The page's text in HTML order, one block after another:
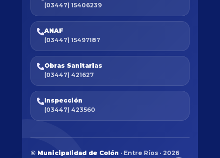
(03447) 15406239
ANAF
(03447) 15497187
Obras Sanitarias
(03447) 421627
Inspección
(03447) 423560
© Municipalidad de Colón · Entre Ríos · 2026